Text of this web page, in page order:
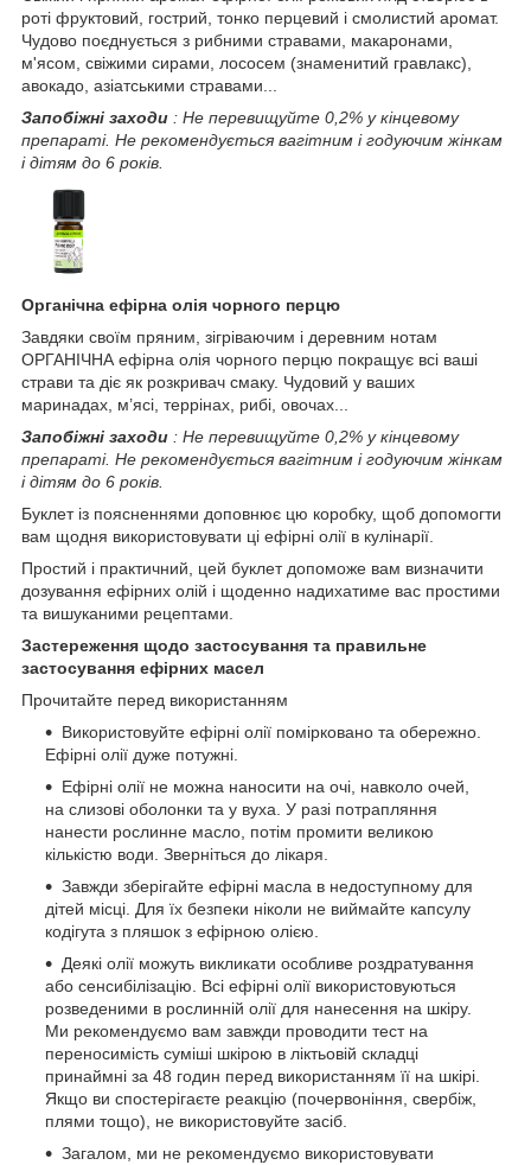
роті фруктовий, гострий, тонко перцевий і смолистий аромат.
Чудово поєднується з рибними стравами, макаронами,
м'ясом, свіжими сирами, лососем (знаменитий гравлакс),
авокадо, азіатськими стравами...
Запобіжні заходи : Не перевищуйте 0,2% у кінцевому
препараті. Не рекомендується вагітним і годуючим жінкам
і дітям до 6 років.
Органічна ефірна олія чорного перцю
Завдяки своїм пряним, зігріваючим і деревним нотам
ОРГАНІЧНА ефірна олія чорного перцю покращує всі ваші
страви та діє як розкривач смаку. Чудовий у ваших
маринадах, м’ясі, террінах, рибі, овочах...
Запобіжні заходи : Не перевищуйте 0,2% у кінцевому
препараті. Не рекомендується вагітним і годуючим жінкам
і дітям до 6 років.
Буклет із поясненнями доповнює цю коробку, щоб допомогти
вам щодня використовувати ці ефірні олії в кулінарії.
Простий і практичний, цей буклет допоможе вам визначити
дозування ефірних олій і щоденно надихатиме вас простими
та вишуканими рецептами.
Застереження щодо застосування та правильне
застосування ефірних масел
Прочитайте перед використанням
Використовуйте ефірні олії помірковано та обережно.
Ефірні олії дуже потужні.
Ефірні олії не можна наносити на очі, навколо очей,
на слизові оболонки та у вуха. У разі потрапляння
нанести рослинне масло, потім промити великою
кількістю води. Зверніться до лікаря.
Завжди зберігайте ефірні масла в недоступному для
дітей місці. Для їх безпеки ніколи не виймайте капсулу
кодігута з пляшок з ефірною олією.
Деякі олії можуть викликати особливе роздратування
або сенсибілізацію. Всі ефірні олії використовуються
розведеними в рослинній олії для нанесення на шкіру.
Ми рекомендуємо вам завжди проводити тест на
переносимість суміші шкірою в ліктьовій складці
принаймні за 48 годин перед використанням її на шкірі.
Якщо ви спостерігаєте реакцію (почервоніння, свербіж,
плями тощо), не використовуйте засіб.
Загалом, ми не рекомендуємо використовувати